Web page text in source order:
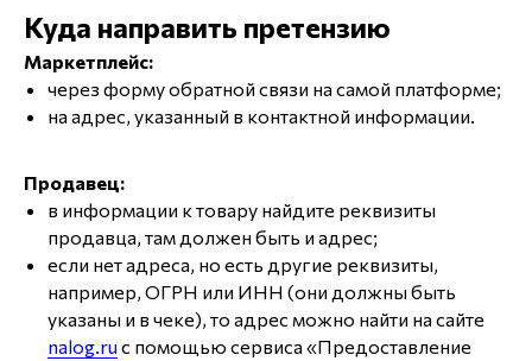
Куда направить претензию
Маркетплейс:
через форму обратной связи на самой платформе;
на адрес, указанный в контактной информации.
Продавец:
в информации к товару найдите реквизиты
продавца, там должен быть и адрес;
если нет адреса, но есть другие реквизиты,
например, ОГРН или ИНН (они должны быть
указаны и в чеке), то адрес можно найти на сайте
nalog.ru с помощью сервиса «Предоставление